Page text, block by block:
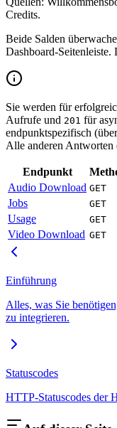
Credits.
Beide Salden
Dashboard-
Sie werden für
Aufrufe und 201 für
endpunktspezifisch
Alle anderen
Endpunkt
Audio Download GET
Jobs
GET
Usage
GET
Video Download GET
Einführung
Alles, was Sie
zu integrieren.
Statuscodes
HTTP-Statuscodes der